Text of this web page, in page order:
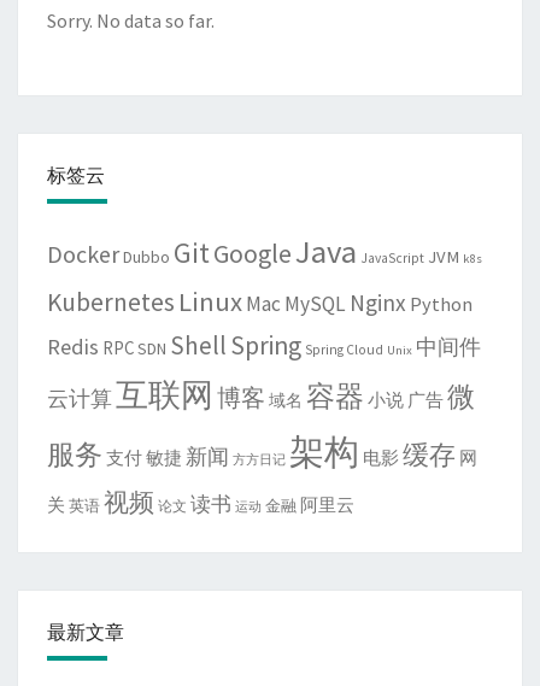
Sorry. No data so far.
标签云
DockerDubbo GitGoogleJava JavaScript JVM k8s
Kubernetes LinuxMac MySQL Nginx Python
Redis RPCSDN ShellSpring Spring Cloud Unix 中间件
云计算互联网 博客 域名 容器 小说 广告微
服务 支付敏捷 新闻 方方日记 架构 电影 缓存 网
关 英语视频 论文 读书 运动 金融 阿里云
最新文章